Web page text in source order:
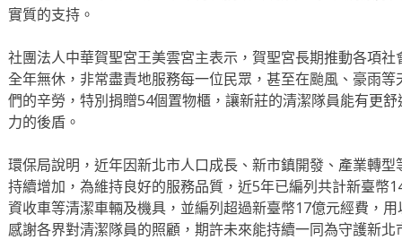
實質的支持。
社團法人中華賀聖宮王美雲宮主表示，賀聖宮長期推動各項
全年無休，非常盡責地服務每一位民眾，甚至在颱風、豪雨
們的辛勞，特別捐贈54個置物櫃，讓新莊的清潔隊員能有更
力的後盾。
環保局說明，近年因新北市人口成長、新市鎮開發、產業轉
持續增加，為維持良好的服務品質，近5年已編列共計新臺幣
資收車等清潔車輛及機具，並編列超過新臺幣17億元經費，
感謝各界對清潔隊員的照顧，期許未來能持續一同為守護新北